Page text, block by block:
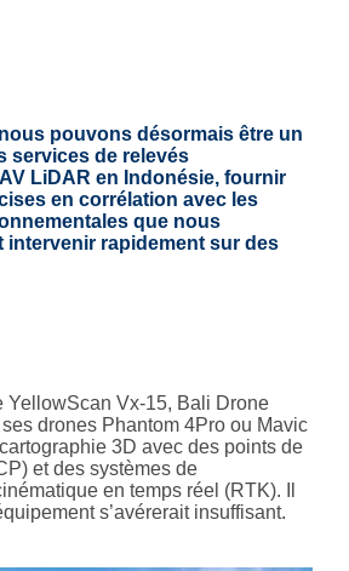
pouvons désormais être un
services de relevés
LiDAR en Indonésie, fournir
en corrélation avec les
que nous
intervenir rapidement sur des
YellowScan Vx-15, Bali Drone
drones Phantom 4Pro ou Mavic
3D avec des points de
et des systèmes de
en temps réel (RTK). Il
s’avérerait insuffisant.